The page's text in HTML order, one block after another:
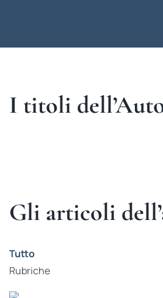
I titoli
Gli articoli
Tutto
Rubriche